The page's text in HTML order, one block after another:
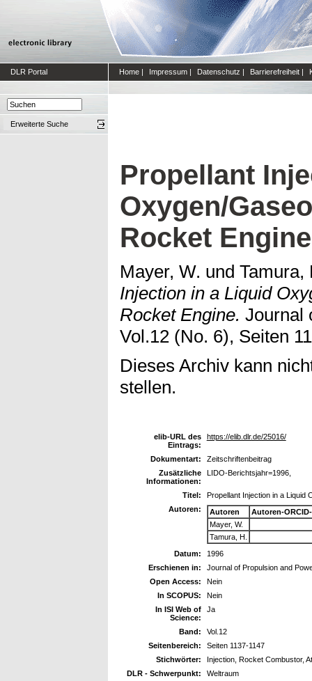
DLR Portal Home | Impressum | Datenschutz | Barrierefreiheit |
Erweiterte Suche
Propellant
Oxygen/
Rocket Engine
Mayer, W. und Tamura,
Injection in a Liquid
Rocket Engine. Journal
Vol.12 (No. 6), Seiten
Dieses Archiv kann
stellen.
elib-URL des
Eintrags:
https://elib.dlr.de/25016/
Dokumentart:
Zeitschriftenbeitrag
Zusätzliche
Informationen:
LIDO-Berichtsjahr=1996,
Titel:
Propellant Injection in a Liquid
Autoren:
Autoren
Autoren-
Mayer, W.
Tamura, H.
Datum:
1996
Erschienen in:
Journal of Propulsion and
Open Access:
Nein
In SCOPUS:
Nein
In ISI Web of
Science:
Ja
Band:
Vol.12
Seitenbereich:
Seiten 1137-1147
Stichwörter:
Injection, Rocket Combustor,
DLR - Schwerpunkt:
Weltraum